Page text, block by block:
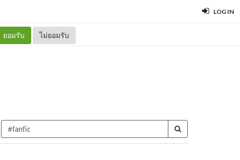
LOG IN
ยอมรับ ไม่ยอมรับ